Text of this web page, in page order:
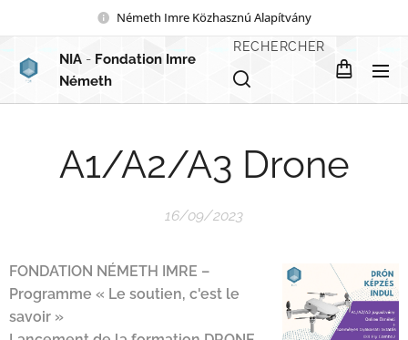
Németh Imre Közhasznú Alapítvány
NIA - Fondation Imre
Németh
RECHERCHER
A1/A2/A3 Drone
16/09/2023
FONDATION NÉMETH IMRE –
Programme « Le soutien, c'est le
savoir »